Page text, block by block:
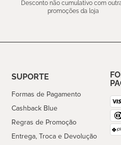
Desconto não cumulativo com
promoções da loja
SUPORTE
Formas de Pagamento
Cashback Blue
Regras de Promoção
Entrega, Troca e Devolução